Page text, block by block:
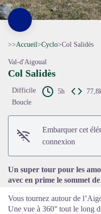
>>Accueil>Cyclo>Col Salidès
Val-d'Aigoual
Col Salidès
Difficile 5h
Boucle
Embarquer cet
connexion
Un super tour pour les
avec en prime le sommet
Vous tournez autour de
Une vue à 360° tout le long